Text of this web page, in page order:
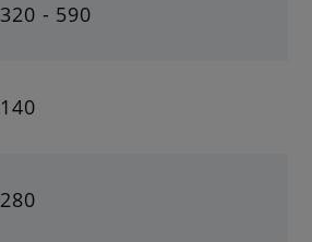
320 - 590
140
280